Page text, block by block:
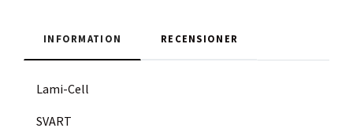
INFORMATION RECENSIONER
Lami-Cell
SVART